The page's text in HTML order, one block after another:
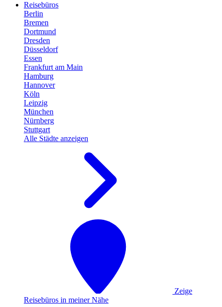
Reisebüros
Berlin
Bremen
Dortmund
Dresden
Düsseldorf
Essen
Frankfurt am Main
Hamburg
Hannover
Köln
Leipzig
München
Nürnberg
Stuttgart
Alle Städte anzeigen
Zeige
Reisebüros in meiner Nähe